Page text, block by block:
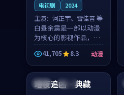
电视剧 2024
主演： 河正宇、雷佳音 等
白昼余震是一部以动漫
为核心的影视作品，围
绕危机、反转与人物成
长展开，整体节奏紧
凑，值得推荐观看。
41,705 8.3 动漫
日本 完结
暗夜追凶·典藏